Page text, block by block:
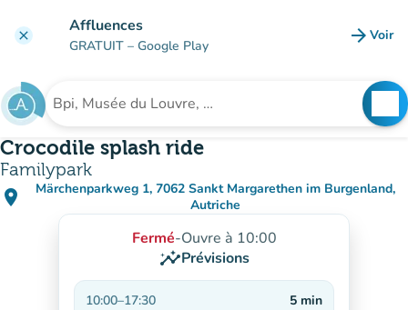
clear Affluences
GRATUIT – Google Play arrow_forward Voir
Rechercher un établissement
Crocodile splash ride
Familypark
place
Märchenparkweg 1, 7062 Sankt Margarethen im Burgenland,
Autriche
(ouvrir dans Google Maps)
(nouvel onglet)
Fermé-Ouvre à 10:00
insightsPrévisions
10:00–17:30 5 min